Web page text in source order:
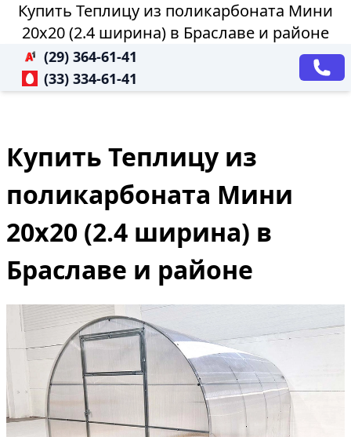
Купить Теплицу из поликарбоната Мини
20х20 (2.4 ширина) в Браславе и районе
(29) 364-61-41
(33) 334-61-41
Купить Теплицу из
поликарбоната Мини
20х20 (2.4 ширина) в
Браславе и районе